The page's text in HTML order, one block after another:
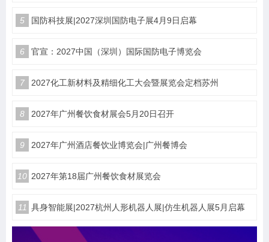
5 国防科技展|2027深圳国防电子展4月9日启幕
6 官宣：2027中国（深圳）国际国防电子博览会
7 2027化工新材料及精细化工大会暨展览会定档苏州
8 2027年广州餐饮食材展会5月20日召开
9 2027年广州酒店餐饮业博览会|广州餐博会
10 2027年第18届广州餐饮食材展览会
11 具身智能展|2027杭州人形机器人展|仿生机器人展5月启幕